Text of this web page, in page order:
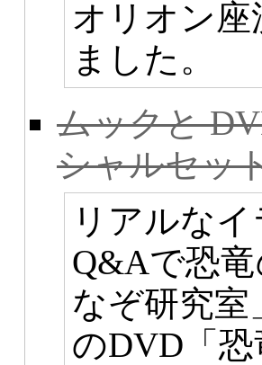
オリオン座
ました。
ムックと
シャルセッ
リアルな
Q&Aで恐
なぞ研究
のDVD「